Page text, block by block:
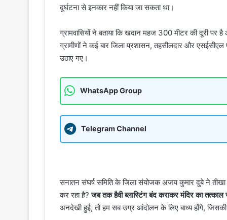
दुर्घटना से इनकार नहीं किया जा सकता था।
ग्रामवासियों ने बताया कि खदान महज 300 मीटर की दूरी
ग्रामीणों ने कई बार जिला प्रशासन, तहसीलदार और
उठाए गए।
WhatsApp Group
Telegram Channel
सनातन संघर्ष समिति के जिला संयोजक अजय कुमार दुबे ने
कर रहा है?जब तक हैवी ब्लास्टिंग बंद कराकर मंदिर का तत्काल
अनदेखी हुई, तो हम सब उग्र आंदोलन के लिए बाध्य होंगे, जिसकी